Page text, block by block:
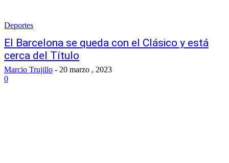
Deportes
El Barcelona se queda con el Clásico y está
cerca del Título
Marcio Trujillo - 20 marzo , 2023
0